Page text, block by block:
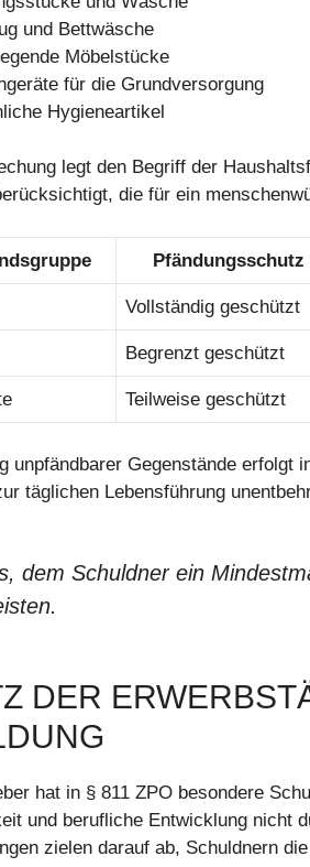
und Bettwäsche
Möbelstücke
für die Grundversorgung
Hygieneartikel
legt den Begriff der
die für ein
Pfändungsschutz
Vollständig geschützt
Begrenzt geschützt
Teilweise geschützt
unpfändbarer Gegenstände
täglichen Lebensführung
dem Schuldner ein
DER
hat in § 811 ZPO besondere
und berufliche Entwicklung nicht
zielen darauf ab, Schuldnern